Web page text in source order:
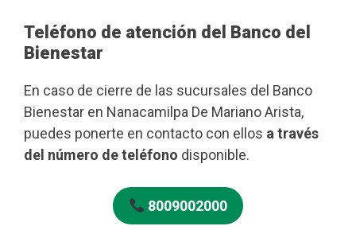
Teléfono de atención del Banco del
Bienestar
En caso de cierre de las sucursales del Banco
Bienestar en Nanacamilpa De Mariano Arista,
puedes ponerte en contacto con ellos a través
del número de teléfono disponible.
8009002000